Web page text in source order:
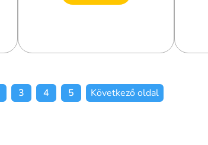
3 4 5 Következő oldal